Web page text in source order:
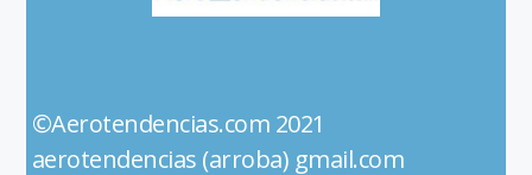
©Aerotendencias.com 2021
aerotendencias (arroba) gmail.com